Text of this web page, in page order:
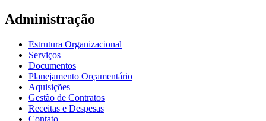
Administração
Estrutura Organizacional
Serviços
Documentos
Planejamento Orçamentário
Aquisições
Gestão de Contratos
Receitas e Despesas